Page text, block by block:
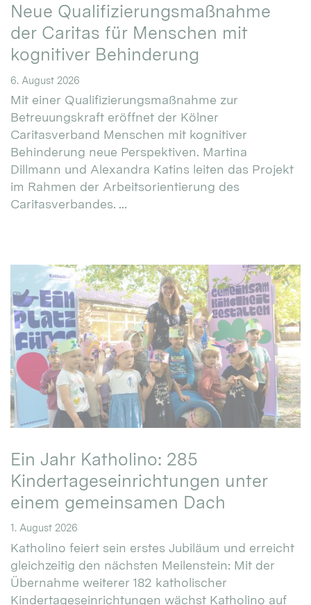
Neue Qualifizierungsmaßnahme
der Caritas für Menschen mit
kognitiver Behinderung
6. August 2026
Mit einer Qualifizierungsmaßnahme zur
Betreuungskraft eröffnet der Kölner
Caritasverband Menschen mit kognitiver
Behinderung neue Perspektiven. Martina
Dillmann und Alexandra Katins leiten das Projekt
im Rahmen der Arbeitsorientierung des
Caritasverbandes. ...
Ein Jahr Katholino: 285
Kindertageseinrichtungen unter
einem gemeinsamen Dach
1. August 2026
Katholino feiert sein erstes Jubiläum und erreicht
gleichzeitig den nächsten Meilenstein: Mit der
Übernahme weiterer 182 katholischer
Kindertageseinrichtungen wächst Katholino auf